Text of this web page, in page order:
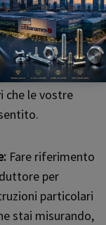
molle di
Tenete
che le vostre
Fare riferimento
per
particolari
stai misurando,